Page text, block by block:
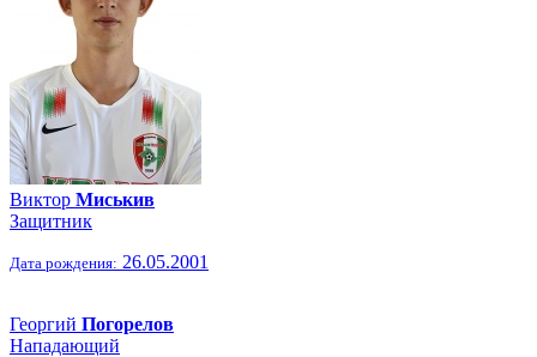
Виктор Миськив
Защитник
Дата рождения: 26.05.2001
Георгий Погорелов
Нападающий